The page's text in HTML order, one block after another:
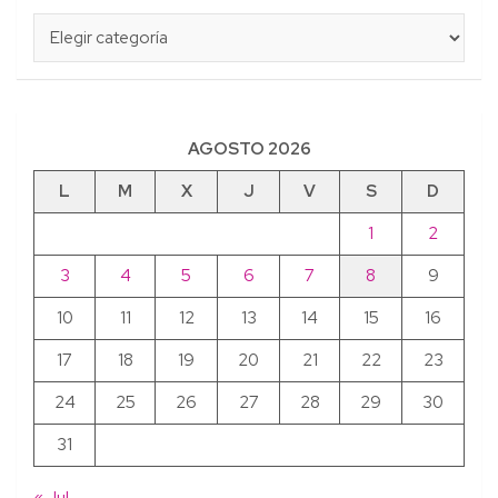
AGOSTO 2026
L
M X J V S
D
1
2
3
4 5 6 7 8
9
10
11 12 13 14 15
16
17
18 19 20 21 22
23
24
25 26 27 28 29
30
31